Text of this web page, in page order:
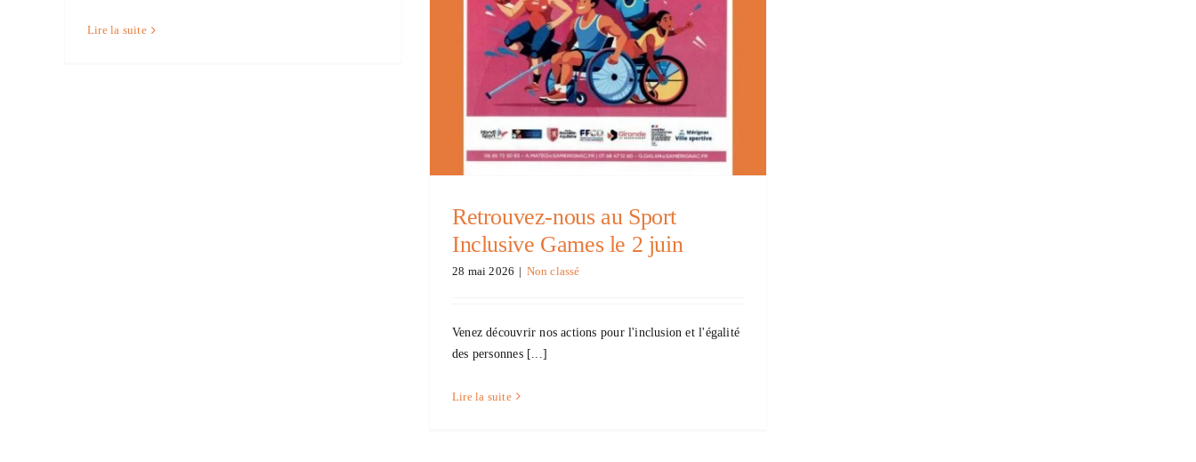
Lire la suite
Retrouvez-nous au Sport
Inclusive Games le 2 juin
28 mai 2026 | Non classé
Venez découvrir nos actions pour l'inclusion et l'égalité
des personnes [...]
Lire la suite